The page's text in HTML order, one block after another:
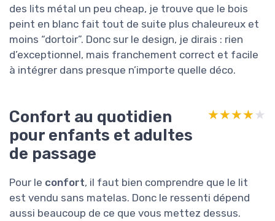
des lits métal un peu cheap, je trouve que le bois
peint en blanc fait tout de suite plus chaleureux et
moins “dortoir”. Donc sur le design, je dirais : rien
d’exceptionnel, mais franchement correct et facile
à intégrer dans presque n’importe quelle déco.
Confort au quotidien
pour enfants et adultes
de passage
★★★★★
★★★★★
Pour le confort, il faut bien comprendre que le lit
est vendu sans matelas. Donc le ressenti dépend
aussi beaucoup de ce que vous mettez dessus.